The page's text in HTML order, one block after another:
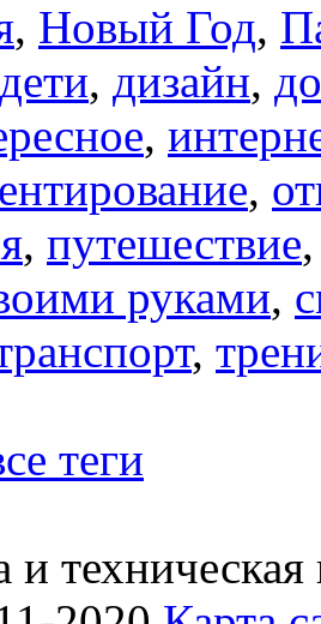
, Новый Год,
дети, дизайн,
,
,
, путешествие
руками,
,
теги
и